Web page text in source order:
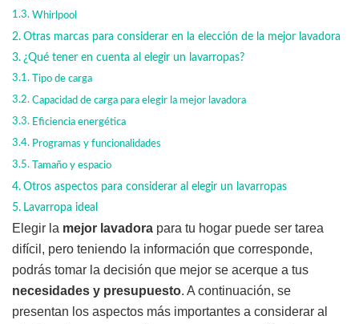
Whirlpool
Otras marcas para considerar en la elección de la mejor lavadora
¿Qué tener en cuenta al elegir un lavarropas?
Tipo de carga
Capacidad de carga para elegir la mejor lavadora
Eficiencia energética
Programas y funcionalidades
Tamaño y espacio
Otros aspectos para considerar al elegir un lavarropas
Lavarropa ideal
Elegir la mejor lavadora para tu hogar puede ser tarea
difícil, pero teniendo la información que corresponde,
podrás tomar la decisión que mejor se acerque a tus
necesidades y presupuesto. A continuación, se
presentan los aspectos más importantes a considerar al